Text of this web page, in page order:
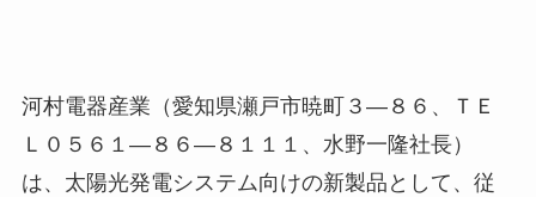
河村電器産業（愛知県瀬戸市暁町３―８６、ＴＥ
Ｌ０５６１―８６―８１１１、水野一隆社長）
は、太陽光発電システム向けの新製品として、従